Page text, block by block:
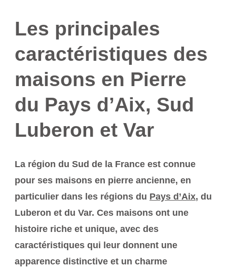
Les principales
caractéristiques des
maisons en Pierre
du Pays d’Aix, Sud
Luberon et Var
La région du Sud de la France est connue
pour ses maisons en pierre ancienne, en
particulier dans les régions du Pays d’Aix, du
Luberon et du Var. Ces maisons ont une
histoire riche et unique, avec des
caractéristiques qui leur donnent une
apparence distinctive et un charme